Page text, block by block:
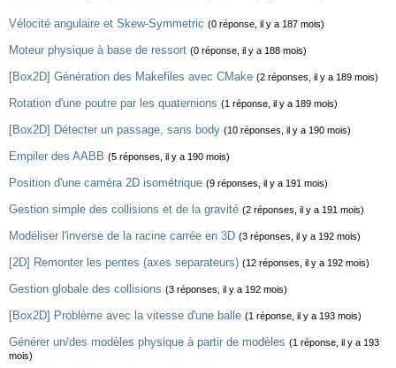
Vélocité angulaire et Skew-Symmetric (0 réponse, il y a 187 mois)
Moteur physique à base de ressort (0 réponse, il y a 188 mois)
[Box2D] Génération des Makefiles avec CMake (2 réponses, il y a 189 mois)
Rotation d'une poutre par les quaternions (1 réponse, il y a 189 mois)
[Box2D] Détecter un passage, sans body (10 réponses, il y a 190 mois)
Empiler des AABB (5 réponses, il y a 190 mois)
Position d'une caméra 2D isométrique (9 réponses, il y a 191 mois)
Gestion simple des collisions et de la gravité (2 réponses, il y a 191 mois)
Modéliser l'inverse de la racine carrée en 3D (3 réponses, il y a 192 mois)
[2D] Remonter les pentes (axes separateurs) (12 réponses, il y a 192 mois)
Gestion globale des collisions (3 réponses, il y a 192 mois)
[Box2D] Problème avec la vitesse d'une balle (1 réponse, il y a 193 mois)
Générer un/des modèles physique à partir de modèles (1 réponse, il y a 193
mois)